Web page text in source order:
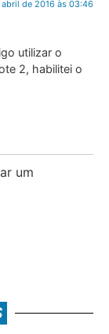
abril de 2016 às 03:46
utilizar o
2, habilitei o
um